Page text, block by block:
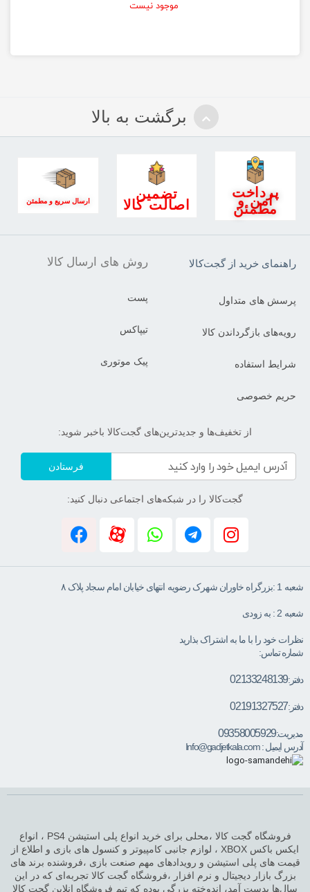
موجود نیست
برگشت به بالا
پرداخت
امن و
مطمئن
تضمین
اصالت کالا ارسال سریع و مطمئن
راهنمای خرید از گجت‌کالا
پرسش های متداول
رویه‌های بازگرداندن کالا
شرایط استفاده
حریم خصوصی
روش های ارسال کالا
پست
تیپاکس
پیک موتوری
از تخفیف‌ها و جدیدترین‌های گجت‌کالا باخبر شوید:
فرستادن
گجت‌کالا را در شبکه‌های اجتماعی دنبال کنید:
شعبه 1 :بزرگراه خاوران شهرک رضویه انتهای خیابان امام سجاد پلاک ۸
شعبه 2 : به زودی
نظرات خود را با ما به اشتراک بذارید
شماره تماس:
دفتر:02133248139
دفتر:02191327527
مدیریت:09358005929
آدرس ایمیل :Info@gadjetkala.com
فروشگاه گجت کالا ،محلی برای خرید انواع پلی استیشن PS4 ، انواع
ایکس باکس XBOX ، لوازم جانبی کامپیوتر و کنسول های بازی و اطلاع از
قیمت های پلی استیشن و رویدادهای مهم صنعت بازی ،فروشنده برند های
بزرگ بازار دیجیتال و نرم افزار ،فروشگاه گجت کالا تجربه‌ای که در این
سال‌ها بدست آمد، اندوخته بزرگی بوده که تیم فروشگاه انلاین گجت کالا